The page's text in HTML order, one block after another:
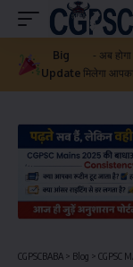
Big
Update
- अब
मिलेगा
CGPSCBABA > Blog > CGPSC